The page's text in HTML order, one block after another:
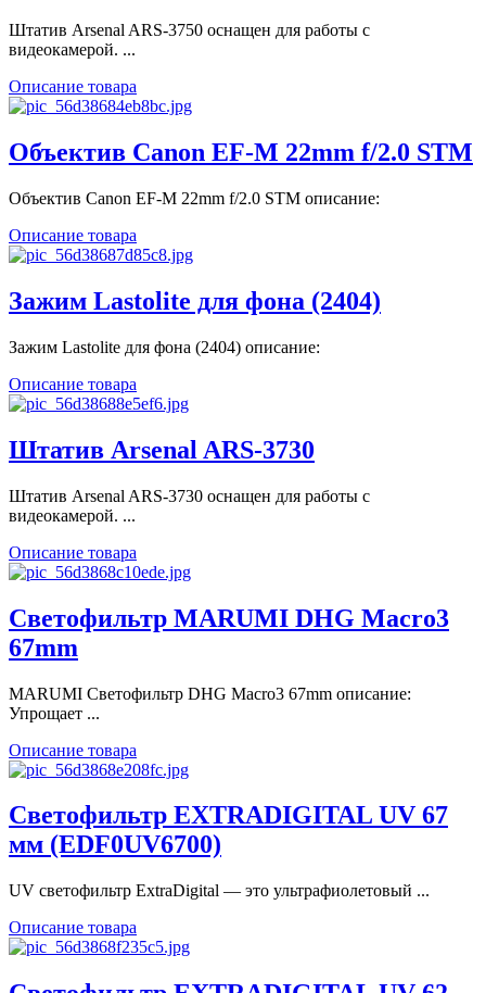
Штатив Arsenal ARS-3750 оснащен для работы с
видеокамерой. ...
Описание товара
Объектив Canon EF-M 22mm f/2.0 STM
Объектив Canon EF-M 22mm f/2.0 STM описание:
Описание товара
Зажим Lastolite для фона (2404)
Зажим Lastolite для фона (2404) описание:
Описание товара
Штатив Arsenal ARS-3730
Штатив Arsenal ARS-3730 оснащен для работы с
видеокамерой. ...
Описание товара
Светофильтр MARUMI DHG Macro3
67mm
MARUMI Светофильтр DHG Macro3 67mm описание:
Упрощает ...
Описание товара
Светофильтр EXTRADIGITAL UV 67
мм (EDF0UV6700)
UV cветофильтр ExtraDigital — это ультрафиолетовый ...
Описание товара